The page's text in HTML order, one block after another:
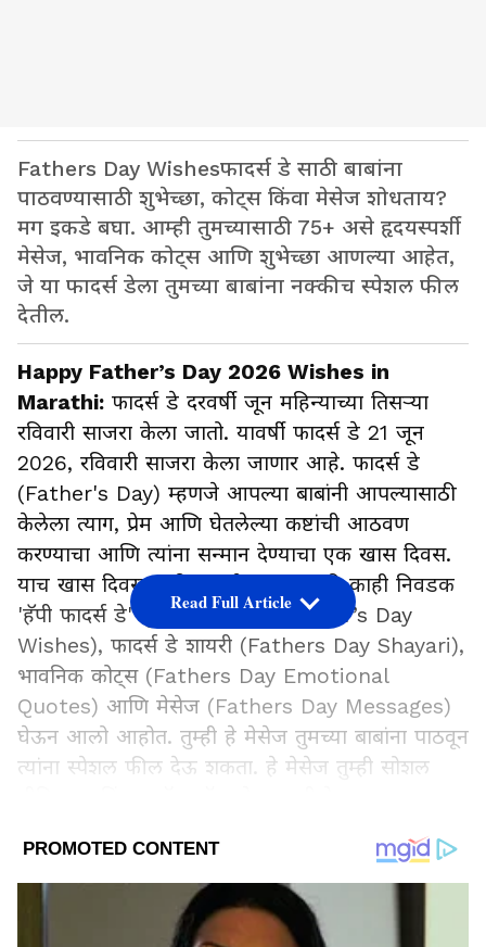
Fathers Day Wishesफादर्स डे साठी बाबांना
पाठवण्यासाठी शुभेच्छा, कोट्स किंवा मेसेज शोधताय?
मग इकडे बघा. आम्ही तुमच्यासाठी 75+ असे हृदयस्पर्शी
मेसेज, भावनिक कोट्स आणि शुभेच्छा आणल्या आहेत,
जे या फादर्स डेला तुमच्या बाबांना नक्कीच स्पेशल फील
देतील.
Happy Father’s Day 2026 Wishes in
Marathi: फादर्स डे दरवर्षी जून महिन्याच्या तिसऱ्या
रविवारी साजरा केला जातो. यावर्षी फादर्स डे 21 जून
2026, रविवारी साजरा केला जाणार आहे. फादर्स डे
(Father's Day) म्हणजे आपल्या बाबांनी आपल्यासाठी
केलेला त्याग, प्रेम आणि घेतलेल्या कष्टांची आठवण
करण्याचा आणि त्यांना सन्मान देण्याचा एक खास दिवस.
याच खास दिवसासाठी आम्ही तुमच्यासाठी काही निवडक
'हॅपी फादर्स डे' शुभेच्छा (Happy Father’s Day
Wishes), फादर्स डे शायरी (Fathers Day Shayari),
भावनिक कोट्स (Fathers Day Emotional
Quotes) आणि मेसेज (Fathers Day Messages)
घेऊन आलो आहोत. तुम्ही हे मेसेज तुमच्या बाबांना पाठवून
त्यांना स्पेशल फील देऊ शकता. हे मेसेज तुम्ही सोशल
शुभेच्छा पाठवा.
Happy Father’s Day Wishes in Marathi: फादर्स
Read Full Article
LATEST VIDEOS